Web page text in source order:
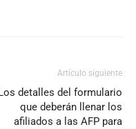
Artículo siguiente
detalles del formulario
que deberán llenar los
afiliados a las AFP para